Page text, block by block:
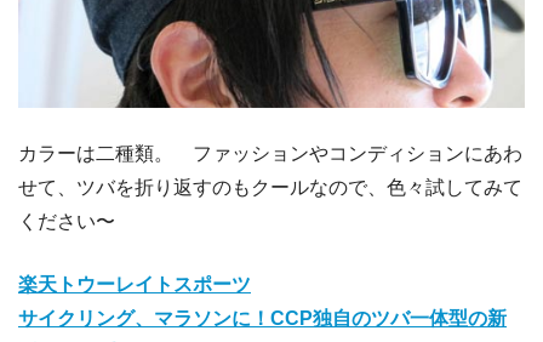
カラーは二種類。 ファッションやコンディションにあわ
せて、ツバを折り返すのもクールなので、色々試してみて
ください〜
楽天トウーレイトスポーツ
サイクリング、マラソンに！CCP独自のツバ一体型の新